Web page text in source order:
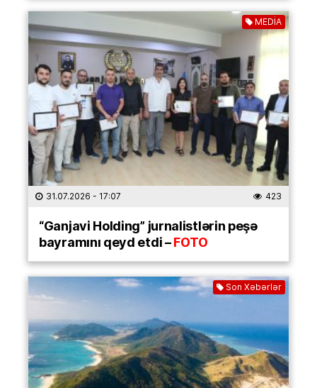
MEDİA
31.07.2026 - 17:07 423
“Ganjavi Holding” jurnalistlərin peşə
bayramını qeyd etdi –FOTO
Son Xəbərlər